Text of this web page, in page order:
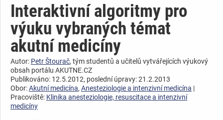
Interaktivní algoritmy pro
výuku vybraných témat
akutní medicíny
Autor: Petr Štourač, tým studentů a učitelů vytvářejících výukový
obsah portálu AKUTNE.CZ
Publikováno: 12.5.2012, poslední úpravy: 21.2.2013
Obor:Akutní medicína, Anesteziologie a intenzivní medicína |
Pracoviště: Klinika anesteziologie, resuscitace a intenzivní
medicíny